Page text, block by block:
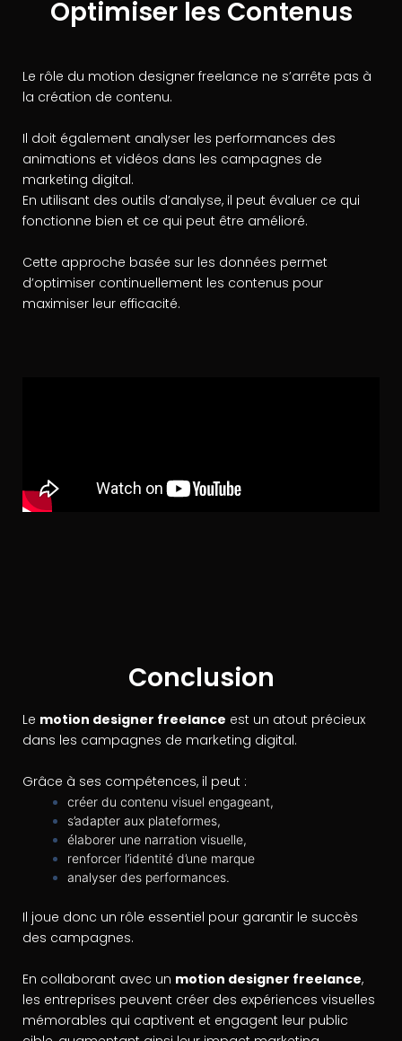
Optimiser les Contenus
Le rôle du motion designer freelance ne s’arrête pas à
la création de contenu.
Il doit également analyser les performances des
animations et vidéos dans les campagnes de
marketing digital.
En utilisant des outils d’analyse, il peut évaluer ce qui
fonctionne bien et ce qui peut être amélioré.
Cette approche basée sur les données permet
d’optimiser continuellement les contenus pour
maximiser leur efficacité.
Conclusion
Le motion designer freelance est un atout précieux
dans les campagnes de marketing digital.
Grâce à ses compétences, il peut :
créer du contenu visuel engageant,
s’adapter aux plateformes,
élaborer une narration visuelle,
renforcer l’identité d’une marque
analyser des performances.
Il joue donc un rôle essentiel pour garantir le succès
des campagnes.
En collaborant avec un motion designer freelance,
les entreprises peuvent créer des expériences visuelles
mémorables qui captivent et engagent leur public